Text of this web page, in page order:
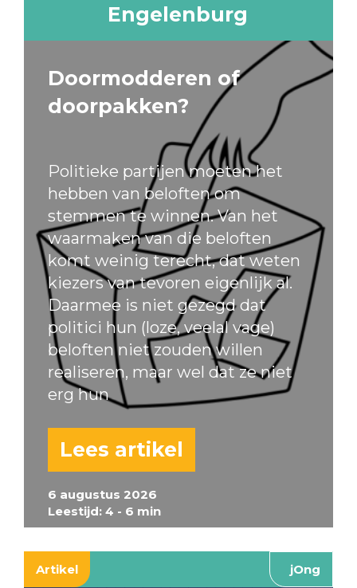
6 augustus 2026
Leestijd: 4 - 6 min
Engelenburg
Doormodderen of
doorpakken?
Politieke partijen moeten het
hebben van beloften om
stemmen te winnen. Van het
waarmaken van die beloften
komt weinig terecht, dat weten
kiezers van tevoren eigenlijk al.
Daarmee is niet gezegd dat
politici hun (loze, veelal vage)
beloften niet zouden willen
realiseren, maar wel dat ze niet
erg hun
Lees artikel
Artikel jOng